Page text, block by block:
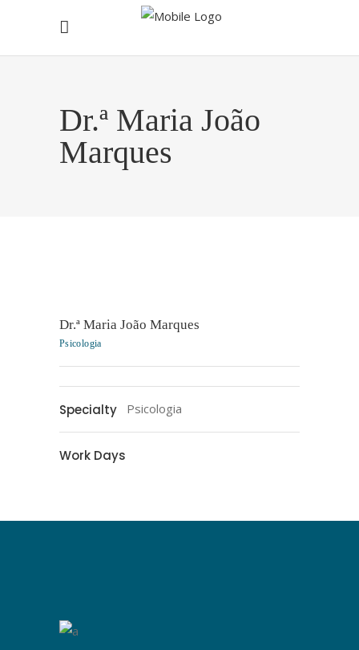
Dr.ª Maria João
Marques
Dr.ª Maria João Marques
Psicologia
Specialty Psicologia
Work Days